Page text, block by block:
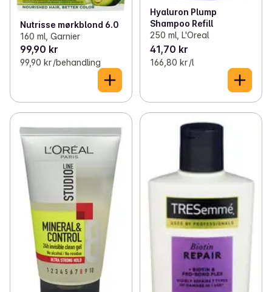
Nutrisse mørkblond 6.0
160 ml, Garnier
99,90 kr
99,90 kr /behandling
Hyaluron Plump
Shampoo Refill
250 ml, L'Oreal
41,70 kr
166,80 kr /l